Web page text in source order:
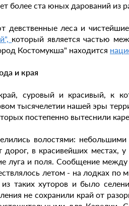
более ста юных дарований из
девственные леса и
который является частью
Костомукша" находится
и края
суровый и красивый, к
тысячелетии нашей эры
постепенно вытеснили
волостями:
дорог, в красивейших местах,
луга и поля. Сообщение
летом - на лодках
таких хуторов и было
не сохранили край от